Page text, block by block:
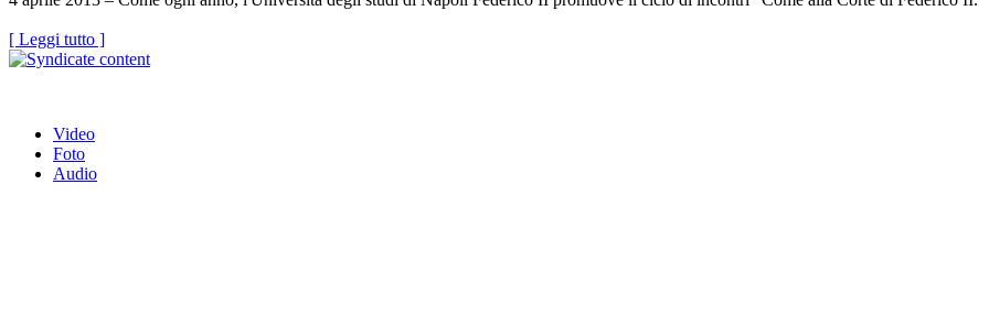
[ Leggi tutto ]
Video
Foto
Audio